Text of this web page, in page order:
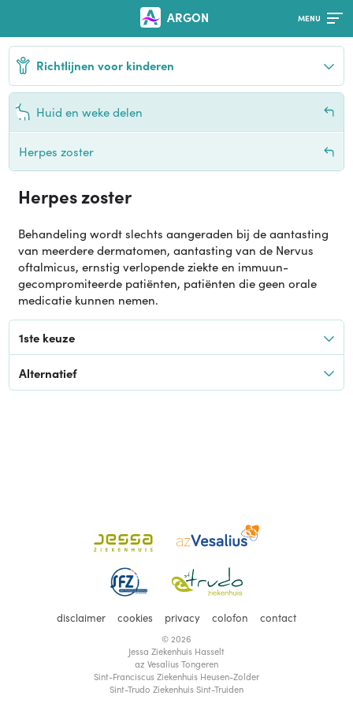
ARGON
Richtlijnen voor kinderen
Huid en weke delen
Herpes zoster
Herpes zoster
Behandeling wordt slechts aangeraden bij de aantasting
van meerdere dermatomen, aantasting van de Nervus
oftalmicus, ernstig verlopende ziekte en immuun-
gecompromiteerde patiënten, patiënten die geen orale
medicatie kunnen nemen.
1ste keuze
Alternatief
disclaimer cookies privacy colofon contact
© 2026
Jessa Ziekenhuis Hasselt
az Vesalius Tongeren
Sint-Franciscus Ziekenhuis Heusen-Zolder
Sint-Trudo Ziekenhuis Sint-Truiden